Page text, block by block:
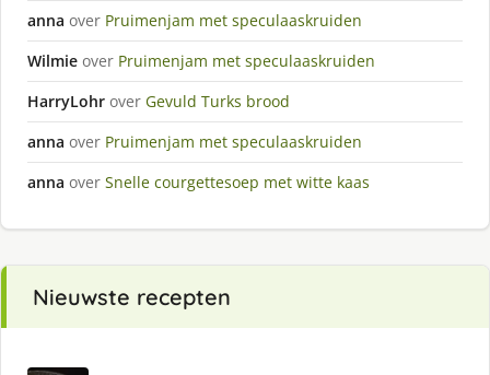
anna over Pruimenjam met speculaaskruiden
Wilmie over Pruimenjam met speculaaskruiden
HarryLohr over Gevuld Turks brood
anna over Pruimenjam met speculaaskruiden
anna over Snelle courgettesoep met witte kaas
Nieuwste recepten